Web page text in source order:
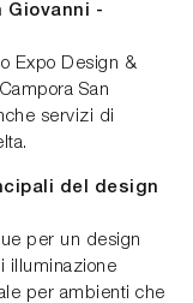
Giovanni -
Expo Design &
San
servizi di
del design
per un design
illuminazione
per ambienti che